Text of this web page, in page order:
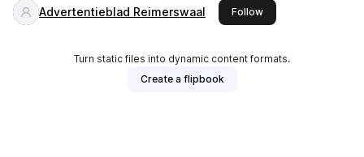
Advertentieblad Reimerswaal Followthis publisher
Turn static files into dynamic content formats.
Create a flipbook